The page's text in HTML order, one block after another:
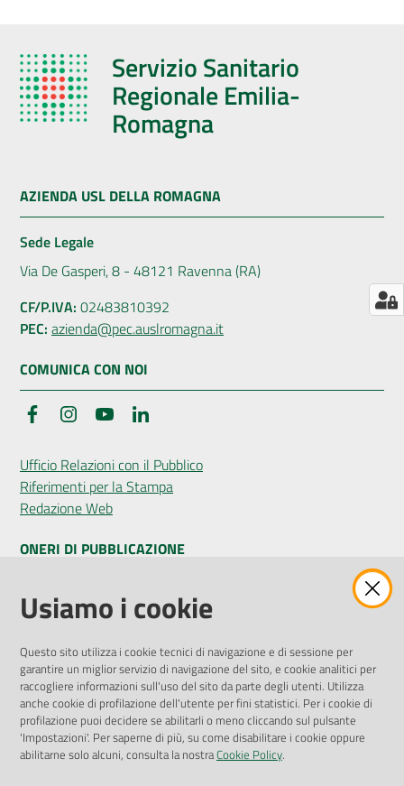
dei
Servizi
Dedicato
Bandi
Concorsi
Seguici
su
Servizio Sanitario
Regionale Emilia-
Romagna
AZIENDA USL DELLA ROMAGNA
Sede Legale
Via De Gasperi, 8 - 48121 Ravenna (RA)
CF/P.IVA: 02483810392
PEC: azienda@pec.auslromagna.it
COMUNICA CON NOI
FacebookInstagramYouTube
Ufficio Relazioni con il Pubblico
Riferimenti per la Stampa
Redazione Web
ONERI DI PUBBLICAZIONE
Amministrazione Trasparente
Pubblicità legale
Privacy Policy
Attuazione Misure PNRR
Liste di Attesa
ENTI, IMPRESE E PARTNER
Usiamo i cookie
Questo sito utilizza i cookie tecnici di navigazione e di sessione per
garantire un miglior servizio di navigazione del sito, e cookie analitici per
raccogliere informazioni sull'uso del sito da parte degli utenti. Utilizza
anche cookie di profilazione dell'utente per fini statistici. Per i cookie di
profilazione puoi decidere se abilitarli o meno cliccando sul pulsante
'Impostazioni'. Per saperne di più, su come disabilitare i cookie oppure
abilitarne solo alcuni, consulta la nostraCookie Policy.